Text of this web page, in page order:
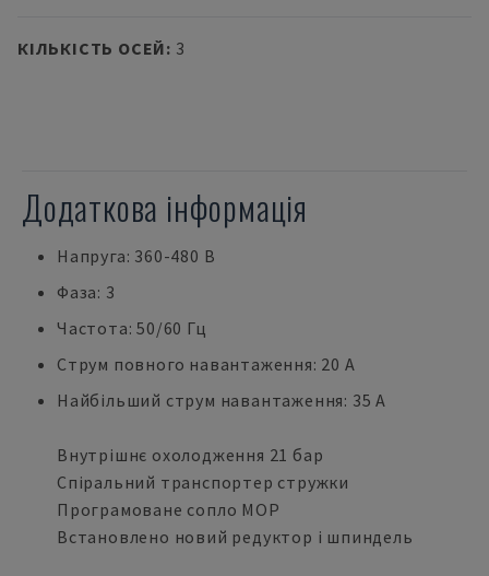
КІЛЬКІСТЬ ОСЕЙ: 3
Додаткова інформація
Напруга: 360-480 В
Фаза: 3
Частота: 50/60 Гц
Струм повного навантаження: 20 А
Найбільший струм навантаження: 35 А
Внутрішнє охолодження 21 бар
Спіральний транспортер стружки
Програмоване сопло МОР
Встановлено новий редуктор і шпиндель